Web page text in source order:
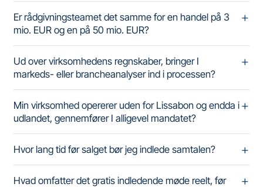
Er rådgivningsteamet det samme for en handel på 3
mio. EUR og en på 50 mio. EUR?
Ud over virksomhedens regnskaber, bringer I
markeds- eller brancheanalyser ind i processen?
Min virksomhed opererer uden for Lissabon og endda i
udlandet, gennemfører I alligevel mandatet?
Hvor lang tid før salget bør jeg indlede samtalen?
Hvad omfatter det gratis indledende møde reelt, før